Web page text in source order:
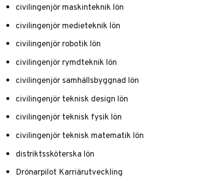
civilingenjör maskinteknik lön
civilingenjör medieteknik lön
civilingenjör robotik lön
civilingenjör rymdteknik lön
civilingenjör samhällsbyggnad lön
civilingenjör teknisk design lön
civilingenjör teknisk fysik lön
civilingenjör teknisk matematik lön
distriktssköterska lön
Drönarpilot Karriärutveckling